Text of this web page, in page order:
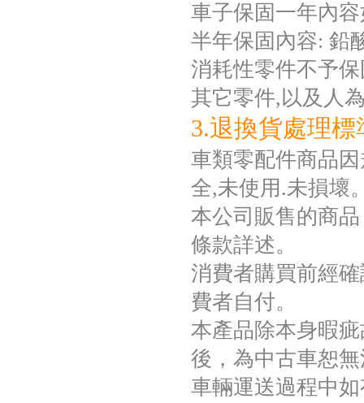
車子保固一年
半年保固內容: 鉛
消耗性零件不予
其它零件,以及人
3.退換貨處理標
車類零配件商品
全,未使用.未損壞
本公司販售的商
條款詳述。
消費者購買前經
費者自付。
本產品除本身暇
後，為中古車恕
車輛運送過程中